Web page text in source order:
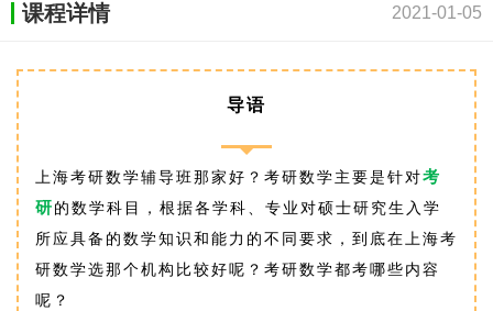
课程详情 2021-01-05
导语
上海考研数学辅导班那家好？考研数学主要是针对考
研的数学科目，根据各学科、专业对硕士研究生入学
所应具备的数学知识和能力的不同要求，到底在上海考
研数学选那个机构比较好呢？ 考研数学都考哪些内容
呢？